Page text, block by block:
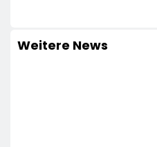
Weitere News